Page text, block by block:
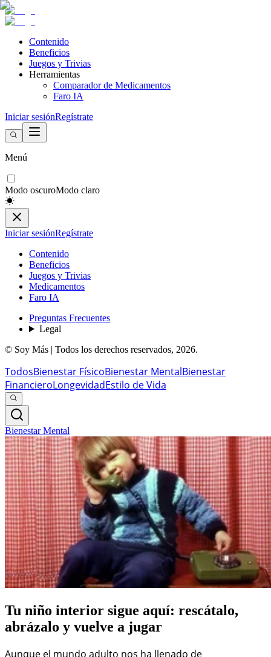
Contenido
Beneficios
Juegos y Trivias
Herramientas
Comparador de Medicamentos
Faro IA
Iniciar sesiónRegístrate
Menú
Modo oscuroModo claro
Iniciar sesiónRegístrate
Contenido
Beneficios
Juegos y Trivias
Medicamentos
Faro IA
Preguntas Frecuentes
Legal
© Soy Más | Todos los derechos reservados, 2026.
TodosBienestar FísicoBienestar MentalBienestar
FinancieroLongevidadEstilo de Vida
Bienestar Mental
Tu niño interior sigue aquí: rescátalo,
abrázalo y vuelve a jugar
Aunque el mundo adulto nos ha llenado de